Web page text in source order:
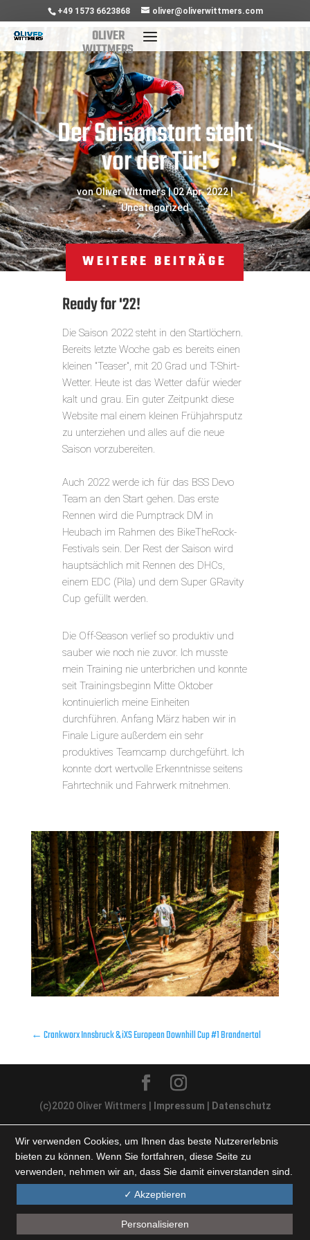
+49 1573 6623868 oliver@oliverwittmers.com
Der Saisonstart steht
vor der Tür!
vonOliver Wittmers|02 Apr. 2022|
Uncategorized
WEITERE BEITRÄGE
Ready for '22!
Die Saison 2022 steht in den Startlöchern.
Bereits letzte Woche gab es bereits einen
kleinen "Teaser", mit 20 Grad und T-Shirt-
Wetter. Heute ist das Wetter dafür wieder
kalt und grau. Ein guter Zeitpunkt diese
Website mal einem kleinen Frühjahrsputz
zu unterziehen und alles auf die neue
Saison vorzubereiten.
Auch 2022 werde ich für das BSS Devo
Team an den Start gehen. Das erste
Rennen wird die Pumptrack DM in
Heubach im Rahmen des BikeTheRock-
Festivals sein. Der Rest der Saison wird
hauptsächlich mit Rennen des DHCs,
einem EDC (Pila) und dem Super GRavity
Cup gefüllt werden.
Die Off-Season verlief so produktiv und
sauber wie noch nie zuvor. Ich musste
mein Training nie unterbrichen und konnte
seit Trainingsbeginn Mitte Oktober
kontinuierlich meine Einheiten
durchführen. Anfang März haben wir in
Finale Ligure außerdem ein sehr
produktives Teamcamp durchgeführt. Ich
konnte dort wertvolle Erkenntnisse seitens
Fahrtechnik und Fahrwerk mitnehmen.
← Crankworx Innsbruck & iXS European Downhill Cup #1 Brandnertal
(c)2020 Oliver Wittmers | Impressum Datenschutz
Wir verwenden Cookies, um Ihnen das beste Nutzererlebnis
bieten zu können. Wenn Sie fortfahren, diese Seite zu
verwenden, nehmen wir an, dass Sie damit einverstanden sind.
✓ Akzeptieren
Personalisieren